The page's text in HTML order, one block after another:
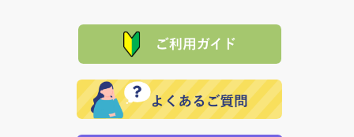
れの生産メーカーからお客様の元へ直送いたしますの
で、 それぞれ個別に送料が必要になります。
品代金を返金いたします。）
その際は誠に申し訳ありませんが、当協会までご注文
願いいたします。
た場合、お客様からの ご入金を確認した後で、商品を
定された場合は、準備出来次第の便にてお送りいたし
ます。 （到着日指定をされている場合は、ご指定の日